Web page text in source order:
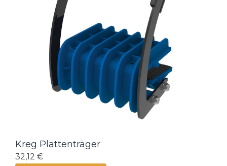
Kreg Plattenträger
32,12 €